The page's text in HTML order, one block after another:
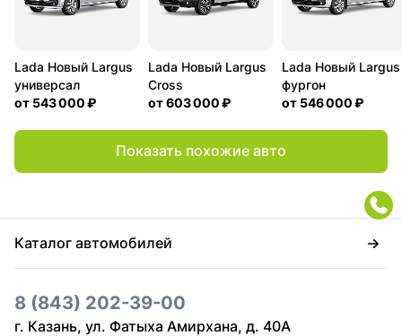
Lada Новый Largus
универсал
от 543 000 ₽
Lada Новый Largus
Cross
от603 000 ₽
Lada Новый Largus
фургон
от 546 000 ₽
Показать похожие авто
Каталог автомобилей
8 (843) 202-39-00
г. Казань, ул. Фатыха Амирхана, д. 40А